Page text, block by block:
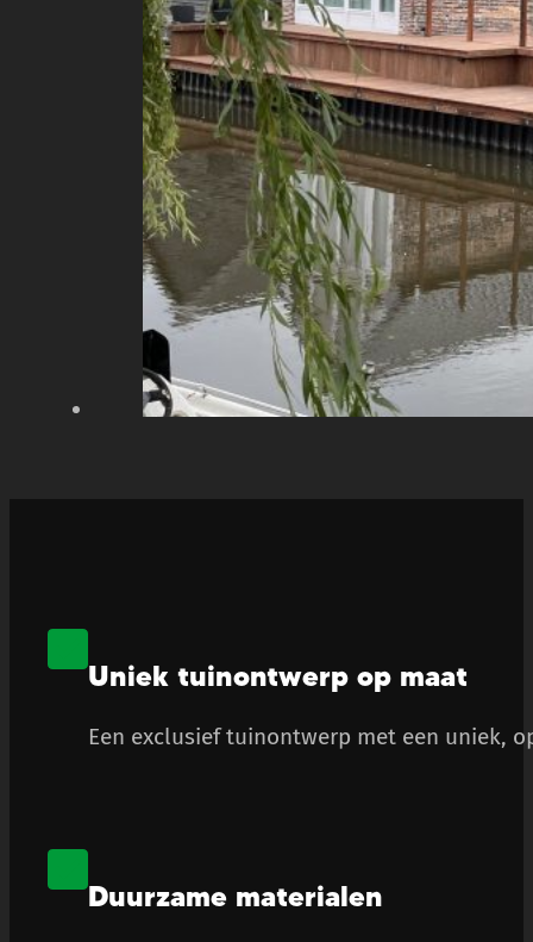
Uniek tuinontwerp op maat
Een exclusief tuinontwerp met een uniek,
Duurzame materialen